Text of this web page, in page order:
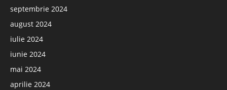
septembrie 2024
august 2024
iulie 2024
iunie 2024
mai 2024
aprilie 2024